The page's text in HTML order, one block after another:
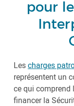
pour
Lescharges
représentent un
ce qui comprend
financer la